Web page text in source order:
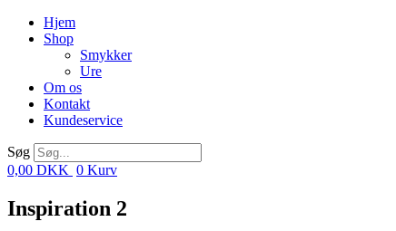
Hjem
Shop
Smykker
Ure
Om os
Kontakt
Kundeservice
Søg
0,00 DKK 0 Kurv
Inspiration 2